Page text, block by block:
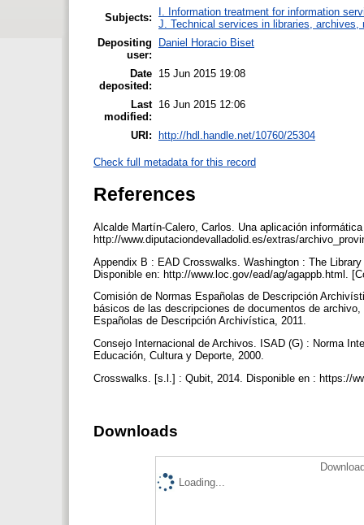
Subjects:
I. Information treatment for information
J. Technical services in libraries, archives,
Depositing
user:
Daniel Horacio Biset
Date
deposited:
15 Jun 2015 19:08
Last
modified:
16 Jun 2015 12:06
URI: http://hdl.handle.net/10760/25304
Check full metadata for this record
References
Alcalde Martín-Calero, Carlos. Una aplicación
http://www.diputaciondevalladolid.es/extras/
Appendix B : EAD Crosswalks. Washington : The
Disponible en: http://www.loc.gov/ead/ag/agappb.html.
Comisión de Normas Españolas de Descripción
básicos de las descripciones de documentos de
Españolas de Descripción Archivística, 2011.
Consejo Internacional de Archivos. ISAD (G) : Norma
Educación, Cultura y Deporte, 2000.
Crosswalks. [s.l.] : Qubit, 2014. Disponible en : https://
Downloads
Loading...